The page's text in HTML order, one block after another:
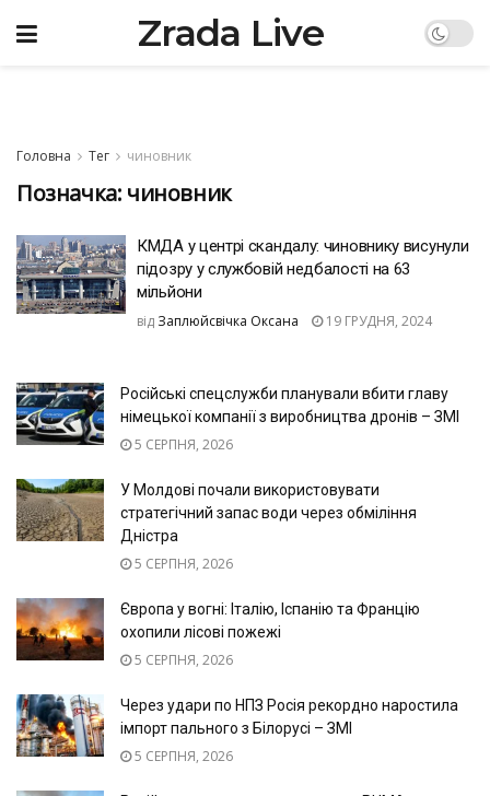
Zrada Live
Головна Тег чиновник
Позначка: чиновник
КМДА у центрі скандалу: чиновнику висунули
підозру у службовій недбалості на 63
мільйони
від Заплюйсвічка Оксана 19 ГРУДНЯ, 2024
Російські спецслужби планували вбити главу
німецької компанії з виробництва дронів – ЗМІ
5 СЕРПНЯ, 2026
У Молдові почали використовувати
стратегічний запас води через обміління
Дністра
5 СЕРПНЯ, 2026
Європа у вогні: Італію, Іспанію та Францію
охопили лісові пожежі
5 СЕРПНЯ, 2026
Через удари по НПЗ Росія рекордно наростила
імпорт пального з Білорусі – ЗМІ
5 СЕРПНЯ, 2026